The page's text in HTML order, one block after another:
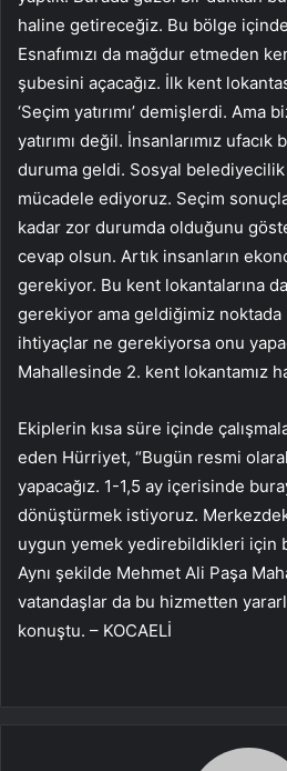
haline getireceğiz. Bu bölge
Esnafımızı da mağdur etmeden
şubesini açacağız. İlk kent
‘Seçim yatırımı’ demişlerdi. Ama
yatırımı değil. İnsanlarımız
duruma geldi. Sosyal belediyecilik
mücadele ediyoruz. Seçim
kadar zor durumda olduğunu
cevap olsun. Artık insanların
gerekiyor. Bu kent lokantalarına
gerekiyor ama geldiğimiz noktada
ihtiyaçlar ne gerekiyorsa onu
Mahallesinde 2. kent lokantamız
Ekiplerin kısa süre içinde
eden Hürriyet, “Bugün resmi
yapacağız. 1-1,5 ay içerisinde
dönüştürmek istiyoruz.
uygun yemek yedirebildikleri için
Aynı şekilde Mehmet Ali Paşa
vatandaşlar da bu hizmetten
konuştu. – KOCAELİ